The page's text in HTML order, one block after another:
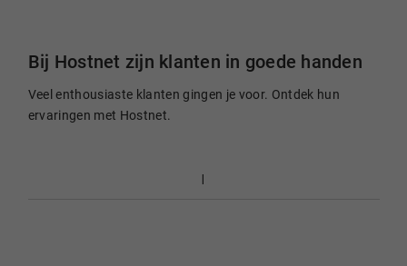
Bij Hostnet zijn klanten in goede handen
Veel enthousiaste klanten gingen je voor. Ontdek hun
ervaringen met Hostnet.